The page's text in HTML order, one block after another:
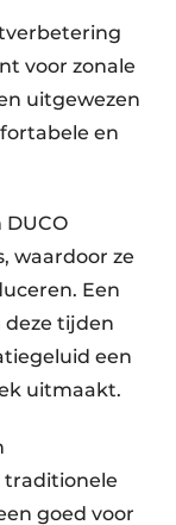
voor zonale
uitgewezen
en
waardoor ze
Een
tijden
een
uitmaakt.
traditionele
goed voor